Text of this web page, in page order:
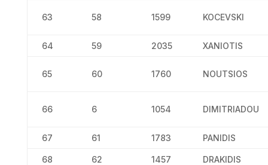
63 58 1599 KOCEVSKI
64 59 2035 XANIOTIS
65 60 1760 NOUTSIOS
66 6 1054 DIMITRIADOU
67 61 1783 PANIDIS
68 62 1457 DRAKIDIS